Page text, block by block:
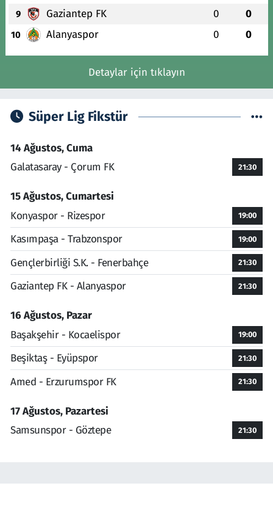
9 Gaziantep FK 0 0
10 Alanyaspor 0 0
Detaylar için tıklayın
Süper Lig Fikstür
14 Ağustos, Cuma
Galatasaray - Çorum FK
21:30
15 Ağustos, Cumartesi
Konyaspor - Rizespor
19:00
Kasımpaşa - Trabzonspor 19:00
Gençlerbirliği S.K. - Fenerbahçe 21:30
Gaziantep FK - Alanyaspor 21:30
16 Ağustos, Pazar
Başakşehir - Kocaelispor
19:00
Beşiktaş - Eyüpspor 21:30
Amed - Erzurumspor FK 21:30
17 Ağustos, Pazartesi
Samsunspor - Göztepe
21:30